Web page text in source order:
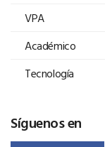
VPA
Académico
Tecnología
Síguenos en